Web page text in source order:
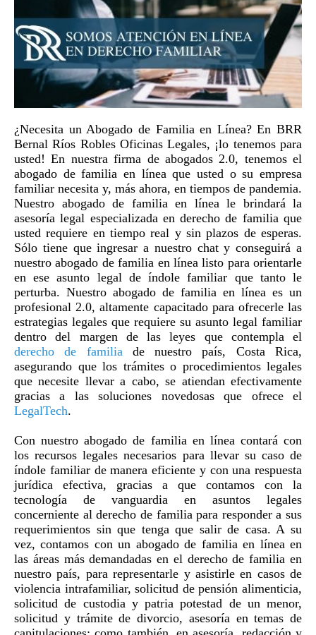
¿Necesita un Abogado de Familia en Línea? En BRR
Bernal Ríos Robles Oficinas Legales, ¡lo tenemos para
usted! En nuestra firma de abogados 2.0, tenemos el
abogado de familia en línea que usted o su empresa
familiar necesita y, más ahora, en tiempos de pandemia.
Nuestro abogado de familia en línea le brindará la
asesoría legal especializada en derecho de familia que
usted requiere en tiempo real y sin plazos de esperas.
Sólo tiene que ingresar a nuestro chat y conseguirá a
nuestro abogado de familia en línea listo para orientarle
en ese asunto legal de índole familiar que tanto le
perturba. Nuestro abogado de familia en línea es un
profesional 2.0, altamente capacitado para ofrecerle las
estrategias legales que requiere su asunto legal familiar
dentro del margen de las leyes que contempla el
derecho de familia de nuestro país, Costa Rica,
asegurando que los trámites o procedimientos legales
que necesite llevar a cabo, se atiendan efectivamente
gracias a las soluciones novedosas que ofrece el
LegalTech.
Con nuestro abogado de familia en línea contará con
los recursos legales necesarios para llevar su caso de
índole familiar de manera eficiente y con una respuesta
jurídica efectiva, gracias a que contamos con la
tecnología de vanguardia en asuntos legales
concerniente al derecho de familia para responder a sus
requerimientos sin que tenga que salir de casa. A su
vez, contamos con un abogado de familia en línea en
las áreas más demandadas en el derecho de familia en
nuestro país, para representarle y asistirle en casos de
violencia intrafamiliar, solicitud de pensión alimenticia,
solicitud de custodia y patria potestad de un menor,
solicitud y trámite de divorcio, asesoría en temas de